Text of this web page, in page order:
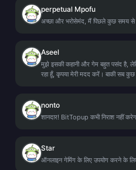
perpetual Mpofu
अच्छा और भरोसेमंद, मैं पिछले कुछ समय से
Aseel
मुझे इसकी कहानी और गेम बहुत पसंद है,
रहा हूँ, कृपया मेरी मदद करें। बाकी सब कुछ
nonto
शानदार! BitTopup कभी निराश नहीं
Star
ऑनलाइन गेमिंग के लिए उपयोग करने के